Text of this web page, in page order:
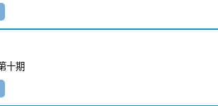
十期